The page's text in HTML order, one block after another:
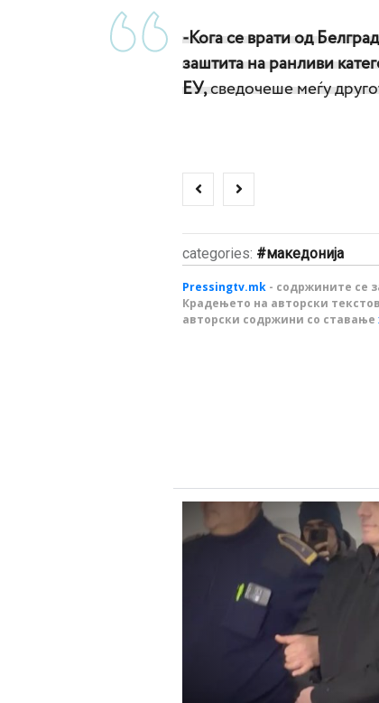
-Кога се врати од
заштита на ранливи
ЕУ,сведочеше меѓу
categories: македонија
Pressingtv.mk - содржините се
Крадењето на авторски
авторски содржини со ставање